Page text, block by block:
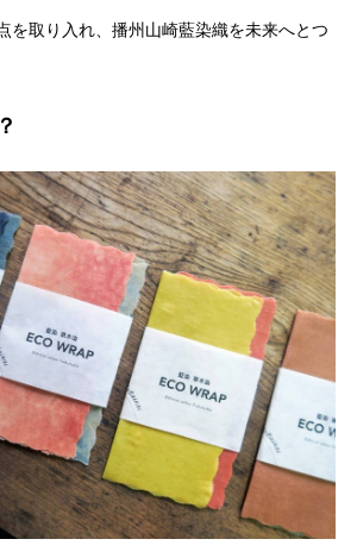
を取り入れ、播州山崎藍染織を未来へとつ